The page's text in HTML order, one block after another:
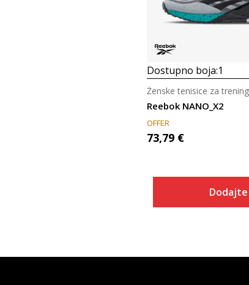
Dostupno boja:1
Reebok NANO_X2
Ženske tenisice za trening
OFFER
73,79 €